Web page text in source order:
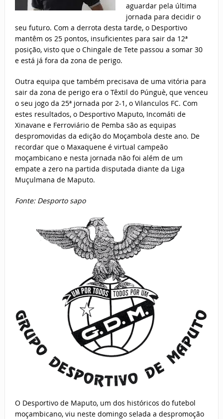
aguardar pela última
jornada para decidir o
seu futuro. Com a derrota desta tarde, o Desportivo
mantêm os 25 pontos, insuficientes para sair da 12ª
posição, visto que o Chingale de Tete passou a somar 30
e está já fora da zona de perigo.
Outra equipa que também precisava de uma vitória para
sair da zona de perigo era o Têxtil do Púnguè, que venceu
o seu jogo da 25ª jornada por 2-1, o Vilanculos FC. Com
estes resultados, o Desportivo Maputo, Incomáti de
Xinavane e Ferroviário de Pemba são as equipas
despromovidas da edição do Moçambola deste ano. De
recordar que o Maxaquene é virtual campeão
moçambicano e nesta jornada não foi além de um
empate a zero na partida disputada diante da Liga
Muçulmana de Maputo.
Fonte: Desporto sapo
O Desportivo de Maputo, um dos históricos do futebol
moçambicano, viu neste domingo selada a despromoção